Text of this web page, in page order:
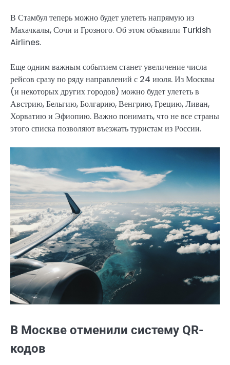
В Стамбул теперь можно будет улететь напрямую из
Махачкалы, Сочи и Грозного. Об этом объявили Turkish
Airlines.
Еще одним важным событием станет увеличение числа
рейсов сразу по ряду направлений с 24 июля. Из Москвы
(и некоторых других городов) можно будет улететь в
Австрию, Бельгию, Болгарию, Венгрию, Грецию, Ливан,
Хорватию и Эфиопию. Важно понимать, что не все страны
этого списка позволяют въезжать туристам из России.
В Москве отменили систему QR-
кодов